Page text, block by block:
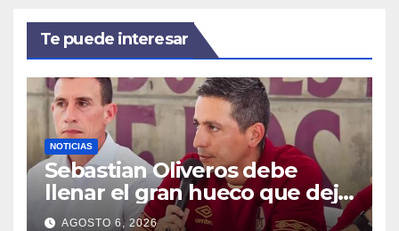
Te puede interesar
NOTICIAS
Sebastian Oliveros debe
llenar el gran hueco que dejó
Lucas González
AGOSTO 6, 2026